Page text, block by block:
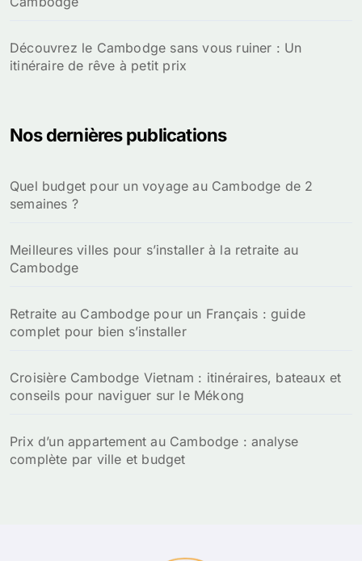
Découvrez le Cambodge sans vous ruiner : Un
itinéraire de rêve à petit prix
Nos dernières publications
Quel budget pour un voyage au Cambodge de 2
semaines ?
Meilleures villes pour s’installer à la retraite au
Cambodge
Retraite au Cambodge pour un Français : guide
complet pour bien s’installer
Croisière Cambodge Vietnam : itinéraires, bateaux et
conseils pour naviguer sur le Mékong
Prix d’un appartement au Cambodge : analyse
complète par ville et budget